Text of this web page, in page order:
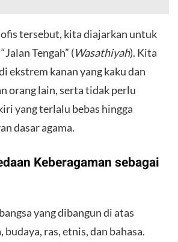
tersebut, kita diajarkan untuk
Tengah” (Wasathiyah). Kita
ekstrem kanan yang kaku dan
orang lain, serta tidak perlu
yang terlalu bebas hingga
dasar agama.
Keberagaman sebagai
yang dibangun di atas
budaya, ras, etnis, dan bahasa.